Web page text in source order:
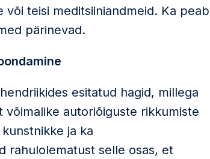
teisi meditsiiniandmeid. Ka peab
pärinevad.
esitatud hagid, millega
autoriõiguste rikkumiste
ja ka
rahulolematust selle osas, et